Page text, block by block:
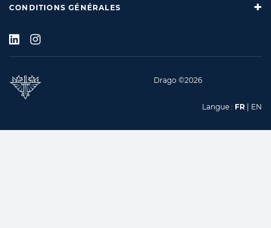
CONDITIONS GÉNÉRALES
Drago ©2026
Langue : FR EN